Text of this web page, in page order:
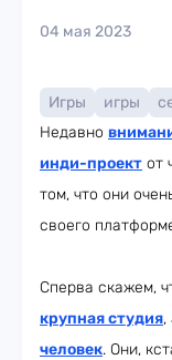
04 мая 2023
Игры игры
Недавно
инди-проект от
том, что они
своего
Сперва скажем,
крупная студия,
человек. Они,